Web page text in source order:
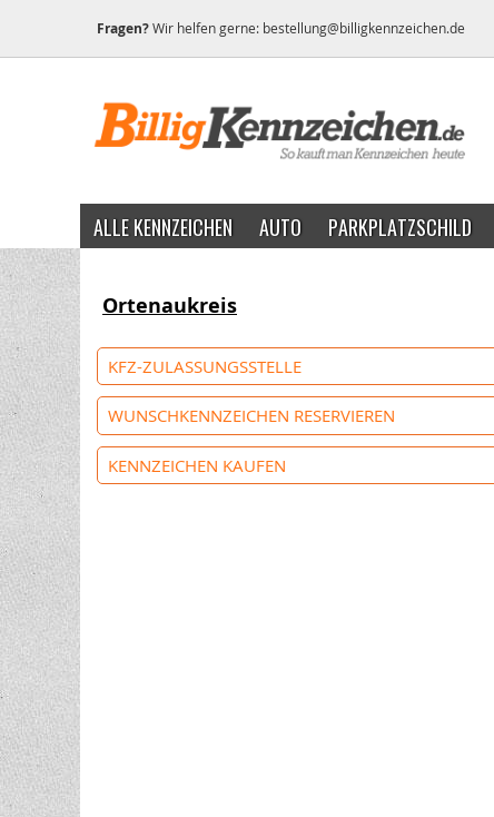
Fragen?Wir helfen gerne: bestellung@billigkennzeichen.de
ALLE KENNZEICHEN AUTO PARKPLATZSCHILD
Ortenaukreis
KFZ-ZULASSUNGSSTELLE
WUNSCHKENNZEICHEN RESERVIEREN
KENNZEICHEN KAUFEN